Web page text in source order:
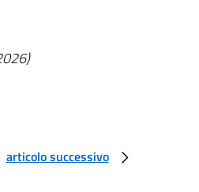
articolo successivo